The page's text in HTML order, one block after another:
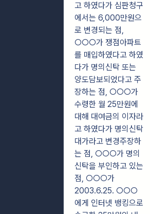
고 하였다가 심판청구
에서는 6,000만원으
로 변경되는 점,
○○○가 쟁점아파트
를 매입하였다고 하였
다가 명의신탁 또는
양도담보되었다고 주
장하는 점, ○○○가
수령한 월 25만원에
대해 대여금의 이자라
고 하였다가 명의신탁
대가라고 변경주장하
는 점, ○○○가 명의
신탁을 부인하고 있는
점, ○○○가
2003.6.25. ○○○
에게 인터넷 뱅킹으로